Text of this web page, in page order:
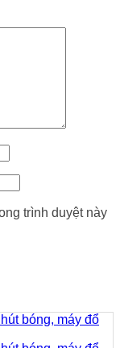
trình duyệt này